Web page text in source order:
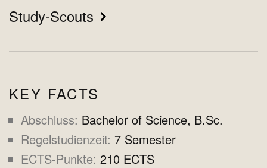
Study-Scouts
KEY FACTS
Abschluss Bachelor of Science, B.Sc.
Regelstudienzeit 7 Semester
ECTS-Punkte 210 ECTS